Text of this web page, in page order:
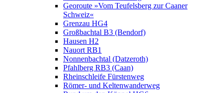
Georoute »Vom Teufelsberg zur Caaner
Schweiz«
Grenzau HG4
Großbachtal B3 (Bendorf)
Hausen H2
Nauort RB1
Nonnenbachtal (Datzeroth)
Pfahlberg RB3 (Caan)
Rheinschleife Fürstenweg
Römer- und Keltenwanderweg